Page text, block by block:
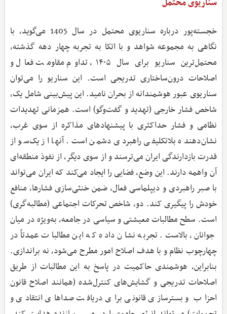
سناریوی محتمل
خجسته‌پور درباره سناریوی محتمل در سال 1405 می‌گوید، با
نگاهی به مجموعه شواهد و با اتکا به تجربه چهار دهه گذشته،
محتمل‌ترین سناریو برای سال ۱۴۰۵، تداوم مقاومت فعال و
اصلاحات درون‌ساختاری تدریجی است. این سناریو را می‌توان
سناریوی عبور هوشمندانه از بحران نامید. این پیش‌بینی شامل یک،
شاخص فشار خارجی (تهدید و گفت‌وگو) است. همزمانی تهدیدات
نظامی و فشار حداکثری با پیشنهادهای مذاکره از سوی غرب،
نشان‌دهنده بلاتکلیفی راهبردی دشمن است. آنها از یک‌سو از
قدرت بازدارندگی ایران می‌ترسند و از سوی دیگر، از نفوذ منطقه‌ای
آن واهمه دارند. این وضع، فضایی را ایجاد می‌کند که ایران می‌تواند
با صبر راهبردی و دیپلماسی فعال، ضمن خنثی‌سازی فشارها، منافع
خودش را پیگیری کند. دو، شاخص تحرکات اجتماعی (مطالبه‌گری)
است. سطح مطالبات معیشتی و سیاسی در جامعه، به‌ویژه در میان
جوانان، بالاست. تجربه نشان داده که این مطالبات عمدتاً در
چهارچوب نظام و با هدف اصلاح امور مطرح می‌شود، نه براندازی.
بنابراین، هوشمندی حاکمیت در پاسخ به این مطالبات از طریق
اصلاحات تدریجی و گشایش‌های کنترل‌شده (همانند اصلاح قانون
احزاب و بسترسازی قانونی برای دریافت صداهای انتقادی و